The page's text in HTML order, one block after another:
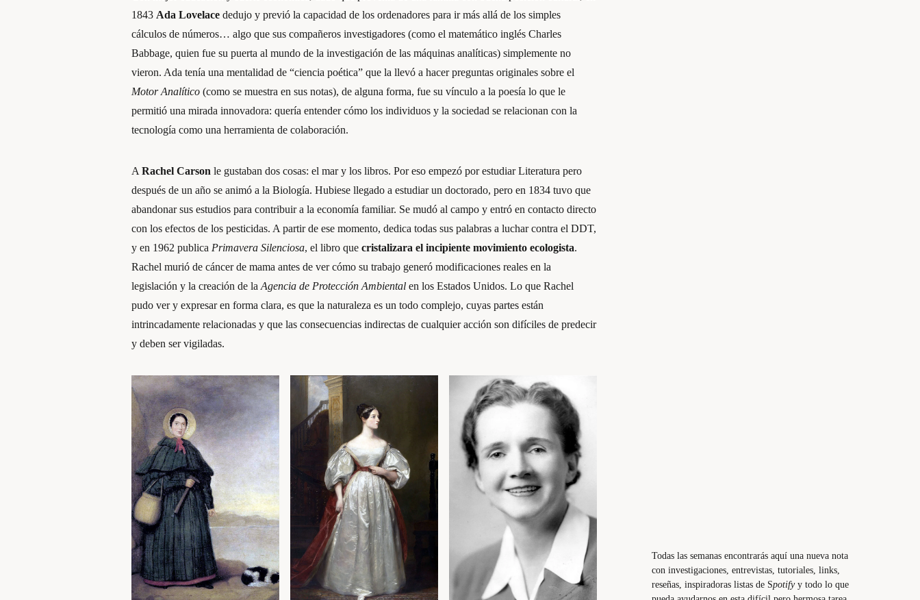
1843 Ada Lovelace dedujo y previó la capacidad de los ordenadores para ir más allá de los simples
cálculos de números… algo que sus compañeros investigadores (como el matemático inglés Charles
Babbage, quien fue su puerta al mundo de la investigación de las máquinas analíticas) simplemente no
vieron. Ada tenía una mentalidad de “ciencia poética” que la llevó a hacer preguntas originales sobre el
Motor Analítico (como se muestra en sus notas), de alguna forma, fue su vínculo a la poesía lo que le
permitió una mirada innovadora: quería entender cómo los individuos y la sociedad se relacionan con la
tecnología como una herramienta de colaboración.
A Rachel Carson le gustaban dos cosas: el mar y los libros. Por eso empezó por estudiar Literatura pero
después de un año se animó a la Biología. Hubiese llegado a estudiar un doctorado, pero en 1834 tuvo que
abandonar sus estudios para contribuir a la economía familiar. Se mudó al campo y entró en contacto directo
con los efectos de los pesticidas. A partir de ese momento, dedica todas sus palabras a luchar contra el DDT,
y en 1962 publica Primavera Silenciosa, el libro que cristalizara el incipiente movimiento ecologista.
Rachel murió de cáncer de mama antes de ver cómo su trabajo generó modificaciones reales en la
legislación y la creación de la Agencia de Protección Ambiental en los Estados Unidos. Lo que Rachel
pudo ver y expresar en forma clara, es que la naturaleza es un todo complejo, cuyas partes están
intrincadamente relacionadas y que las consecuencias indirectas de cualquier acción son difíciles de predecir
y deben ser vigiladas.
Todas las semanas encontrarás aquí una nueva nota
con investigaciones, entrevistas, tutoriales, links,
reseñas, inspiradoras listas de Spotify y todo lo que